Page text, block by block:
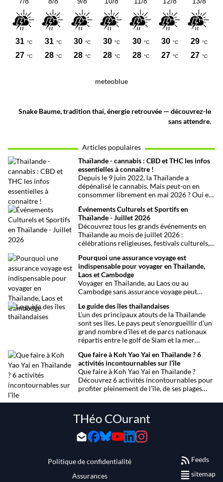
meteoblue
Snake Baume, tradition thaï, énergie retrouvée — découvrez-le
sans attendre.
Articles populaires
Thaïlande - cannabis : CBD et THC les infos
essentielles à connaitre !
Depuis le 9 juin 2022, la Thaïlande a
dépénalisé le cannabis. Mais peut-on en
consommer librement en mai 2026 ? Oui et
confusions qui peuvent avoir de grosses
conséquences ! Explications.
Événements Culturels et Sportifs en
Thaïlande - Juillet 2026
Découvrez tous les grands événements en
Thaïlande au mois de juillet 2026 :
célébrations religieuses, festivals culturels,
et fêtes locales. Une sélection
chronologique complète pour ne rien
manquer !
Pourquoi une assurance voyage est
indispensable pour voyager en Thaïlande,
Laos et Cambodge
Voyager en Thaïlande, au Laos ou au
Cambodge sans assurance voyage peut
maladies ou perte de bagages sont des
imprévus fréquents en Asie du Sud-Est.
Découvrez pourquoi une assurance voyage
est essentielle pour garantir votre sécurité
et votre sérénité.
Le guide des îles thaïlandaises
L’un des principaux atouts de la Thaïlande
sont ses îles. Le pays peut s’enorgueillir d’un
grand nombre d’îles et de parcs nationaux
répartis entre le golf de Siam et la mer
Que faire à Koh Yao Yai en Thaïlande ? 6
activités incontournables sur l’île
Que faire à Koh Yao Yai en Thaïlande ?
Découvrez 6 activités incontournables pour
profiter pleinement de l’île, de ses plages
THéo COurant
Politique de confidentialité
Assurances
Feeds
sitemap